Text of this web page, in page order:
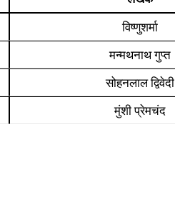
विष्णुशर्मा
मन्मथनाथ गुप्त
सोहनलाल द्विवेदी
मुंशी प्रेमचंद